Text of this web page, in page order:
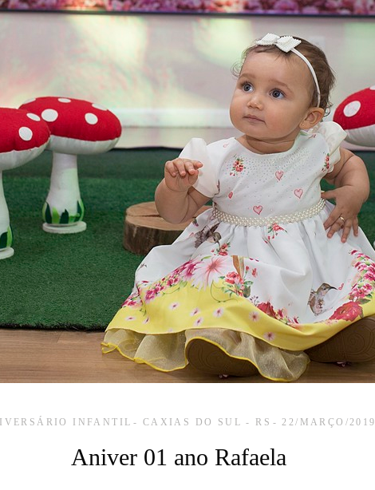
INFANTIL CAXIAS DO SUL - RS 22/MARÇO/2019
Aniver 01 ano Rafaela